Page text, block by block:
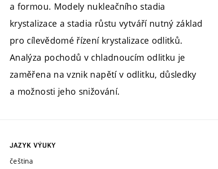
a formou. Modely nukleačního stadia
krystalizace a stadia růstu vytváří nutný základ
pro cílevědomé řízení krystalizace odlitků.
Analýza pochodů v chladnoucím odlitku je
zaměřena na vznik napětí v odlitku, důsledky
a možnosti jeho snižování.
JAZYK VÝUKY
čeština